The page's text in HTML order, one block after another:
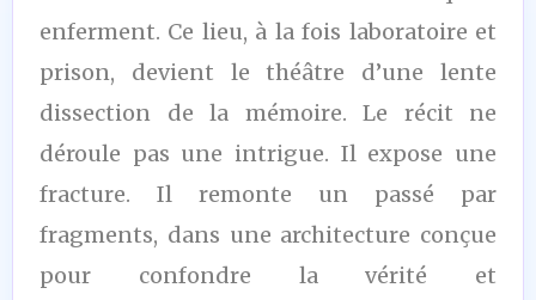
enferment. Ce lieu, à la fois laboratoire et
prison, devient le théâtre d’une lente
dissection de la mémoire. Le récit ne
déroule pas une intrigue. Il expose une
fracture. Il remonte un passé par
fragments, dans une architecture conçue
pour confondre la vérité et